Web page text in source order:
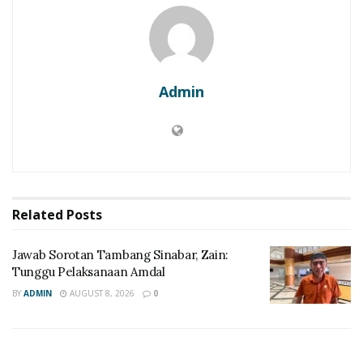
Admin
Related Posts
Jawab Sorotan Tambang Sinabar, Zain:
Tunggu Pelaksanaan Amdal
BY ADMIN AUGUST 8, 2026 0